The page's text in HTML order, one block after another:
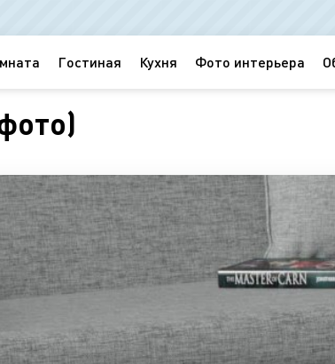
Гостиная Кухня Фото интерьера